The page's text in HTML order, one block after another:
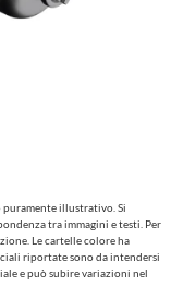
illustrativo. Si
tra immagini e testi. Per
Le cartelle colore ha
riportate sono da intendersi
e può subire variazioni nel